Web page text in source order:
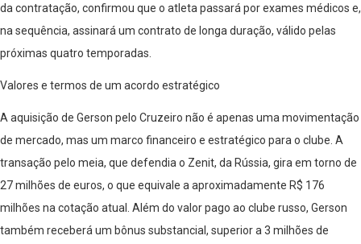
da contratação, confirmou que o atleta passará por exames médicos e,
na sequência, assinará um contrato de longa duração, válido pelas
próximas quatro temporadas.
Valores e termos de um acordo estratégico
A aquisição de Gerson pelo Cruzeiro não é apenas uma movimentação
de mercado, mas um marco financeiro e estratégico para o clube. A
transação pelo meia, que defendia o Zenit, da Rússia, gira em torno de
27 milhões de euros, o que equivale a aproximadamente R$ 176
milhões na cotação atual. Além do valor pago ao clube russo, Gerson
também receberá um bônus substancial, superior a 3 milhões de